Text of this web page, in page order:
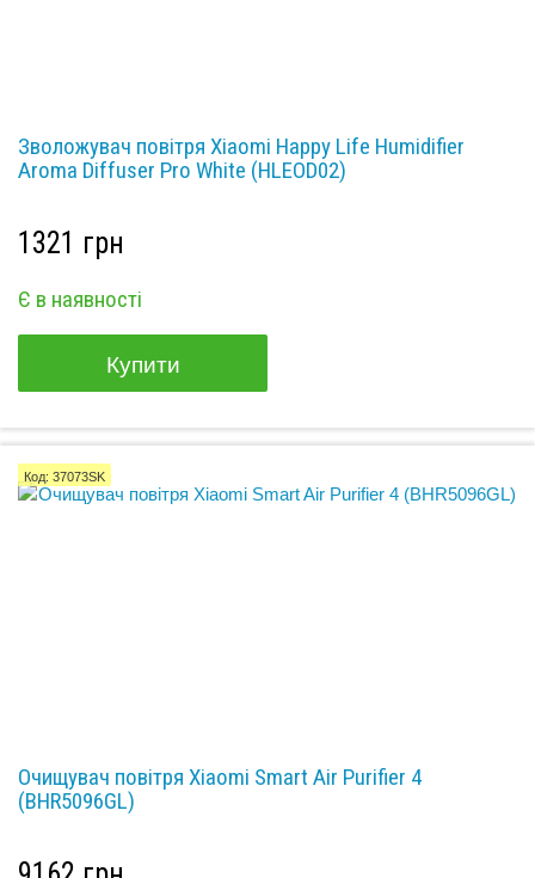
Зволожувач повітря Xiaomi Happy Life Humidifier
Aroma Diffuser Pro White (HLEOD02)
1321 грн
Є в наявності
Купити
Код: 37073SK
Очищувач повітря Xiaomi Smart Air Purifier 4
(BHR5096GL)